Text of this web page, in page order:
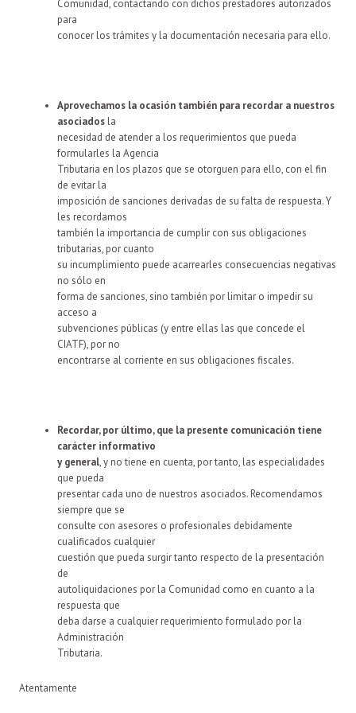
Comunidad, contactando con dichos prestadores autorizados
para
conocer los trámites y la documentación necesaria para ello.
Aprovechamos la ocasión también para recordar a nuestros
asociadosla
necesidad de atender a los requerimientos que pueda
formularles la Agencia
Tributaria en los plazos que se otorguen para ello, con el fin
de evitar la
imposición de sanciones derivadas de su falta de respuesta. Y
les recordamos
también la importancia de cumplir con sus obligaciones
tributarias, por cuanto
su incumplimiento puede acarrearles consecuencias negativas
no sólo en
forma de sanciones, sino también por limitar o impedir su
acceso a
subvenciones públicas (y entre ellas las que concede el
CIATF), por no
encontrarse al corriente en sus obligaciones fiscales.
Recordar, por último, que la presente comunicación tiene
carácter informativo
y general, y no tiene en cuenta, por tanto, las especialidades
que pueda
presentar cada uno de nuestros asociados. Recomendamos
siempre que se
consulte con asesores o profesionales debidamente
cualificados cualquier
cuestión que pueda surgir tanto respecto de la presentación
de
autoliquidaciones por la Comunidad como en cuanto a la
respuesta que
deba darse a cualquier requerimiento formulado por la
Administración
Tributaria.
Atentamente